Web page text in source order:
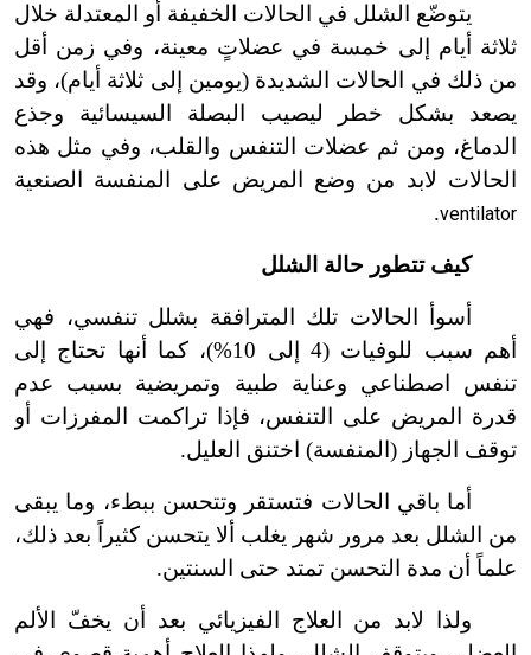
يتوضّع الشلل في الحالات الخفيفة أو المعتدلة خلال
ثلاثة أيام إلى خمسة في عضلاتٍ معينة، وفي زمن أقل
من ذلك في الحالات الشديدة (يومين إلى ثلاثة أيام)، وقد
يصعد بشكل خطر ليصيب البصلة السيسائية وجذع
الدماغ، ومن ثم عضلات التنفس والقلب، وفي مثل هذه
الحالات لابد من وضع المريض على المنفسة الصنعية
ventilator
.
كيف تتطور حالة الشلل
أسوأ الحالات تلك المترافقة بشلل تنفسي، فهي
أهم سبب للوفيات (4 إلى 10%)، كما أنها تحتاج إلى
تنفس اصطناعي وعناية طبية وتمريضية بسبب عدم
قدرة المريض على التنفس، فإذا تراكمت المفرزات أو
توقف الجهاز (المنفسة) اختنق العليل.
أما باقي الحالات فتستقر وتتحسن ببطء، وما يبقى
من الشلل بعد مرور شهر يغلب ألا يتحسن كثيراً بعد ذلك،
علماً أن مدة التحسن تمتد حتى السنتين.
ولذا لابد من العلاج الفيزيائي بعد أن يخفّ الألم